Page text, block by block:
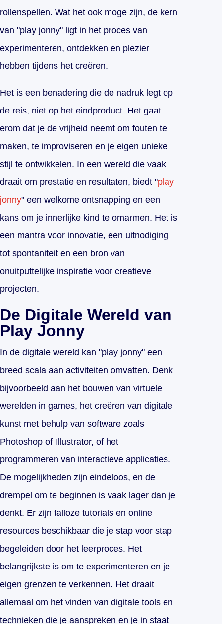
rollenspellen. Wat het ook moge zijn, de kern
van "play jonny" ligt in het proces van
experimenteren, ontdekken en plezier
hebben tijdens het creëren.
Het is een benadering die de nadruk legt op
de reis, niet op het eindproduct. Het gaat
erom dat je de vrijheid neemt om fouten te
maken, te improviseren en je eigen unieke
stijl te ontwikkelen. In een wereld die vaak
draait om prestatie en resultaten, biedt "play
jonny" een welkome ontsnapping en een
kans om je innerlijke kind te omarmen. Het is
een mantra voor innovatie, een uitnodiging
tot spontaniteit en een bron van
onuitputtelijke inspiratie voor creatieve
projecten.
De Digitale Wereld van
Play Jonny
In de digitale wereld kan "play jonny" een
breed scala aan activiteiten omvatten. Denk
bijvoorbeeld aan het bouwen van virtuele
werelden in games, het creëren van digitale
kunst met behulp van software zoals
Photoshop of Illustrator, of het
programmeren van interactieve applicaties.
De mogelijkheden zijn eindeloos, en de
drempel om te beginnen is vaak lager dan je
denkt. Er zijn talloze tutorials en online
resources beschikbaar die je stap voor stap
begeleiden door het leerproces. Het
belangrijkste is om te experimenteren en je
eigen grenzen te verkennen. Het draait
allemaal om het vinden van digitale tools en
technieken die je aanspreken en je in staat